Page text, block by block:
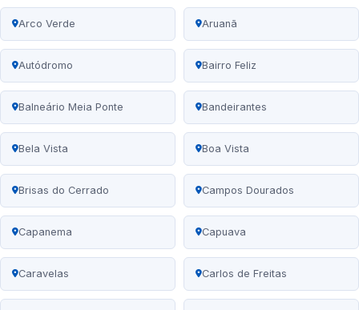
Arco Verde Aruanã
Autódromo Bairro Feliz
Balneário Meia Ponte Bandeirantes
Bela Vista Boa Vista
Brisas do Cerrado Campos Dourados
Capanema Capuava
Caravelas Carlos de Freitas